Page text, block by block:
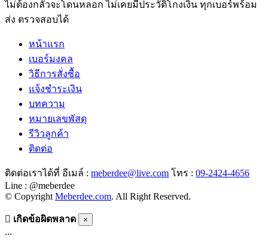
ไม่ต้องกลัวจะโดนหลอก ไม่เคยมีประวัติโกงเงิน ทุกเบอร์พร้อม
ส่ง ตรวจสอบได้
หน้าแรก
เบอร์มงคล
วิธีการสั่งซื้อ
แจ้งชำระเงิน
บทความ
หมายเลขพัสดุ
รีวิวลูกค้า
ติดต่อ
ติดต่อเราได้ที่ อีเมล์ : meberdee@live.com โทร : 09-2424-4656
Line : @meberdee
© Copyright Meberdee.com. All Right Reserved.
เกิดข้อผิดพลาด ×
...